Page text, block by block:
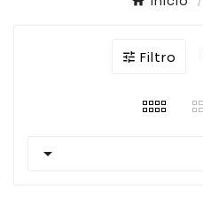
 Filtro
